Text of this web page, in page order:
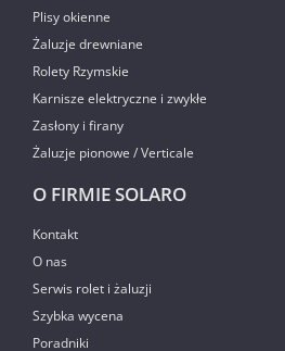
Plisy okienne
Żaluzje drewniane
Rolety Rzymskie
Karnisze elektryczne i zwykłe
Zasłony i firany
Żaluzje pionowe / Verticale
O FIRMIE SOLARO
Kontakt
O nas
Serwis rolet i żaluzji
Szybka wycena
Poradniki